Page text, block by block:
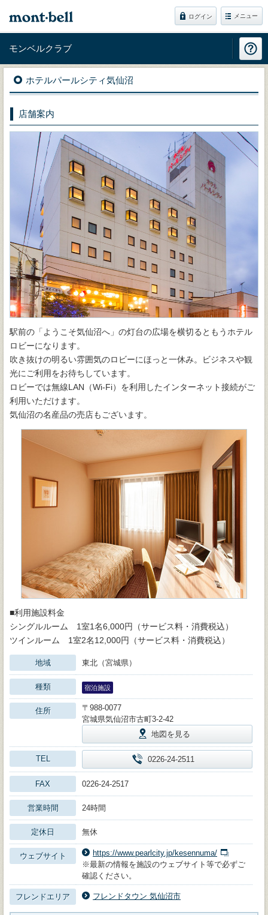
ログイン メニュー
モンベルクラブ
ホテルパールシティ気仙沼
店舗案内
駅前の「ようこそ気仙沼へ」の灯台の広場を横切るともうホテル
ロビーになります。
吹き抜けの明るい雰囲気のロビーにほっと一休み。ビジネスや観
光にご利用をお待ちしています。
ロビーでは無線LAN（Wi-Fi）を利用したインターネット接続がご
利用いただけます。
気仙沼の名産品の売店もございます。
■利用施設料金
シングルルーム 1室1名6,000円（サービス料・消費税込）
ツインルーム 1室2名12,000円（サービス料・消費税込）
地域 東北（宮城県）
種類 宿泊施設
住所
〒988-0077
宮城県気仙沼市古町3-2-42
地図を見る
TEL 0226-24-2511
FAX 0226-24-2517
営業時間 24時間
定休日 無休
ウェブサイト
https://www.pearlcity.jp/kesennuma/
※最新の情報を施設のウェブサイト等で必ずご
確認ください。
フレンドエリア フレンドタウン 気仙沼市